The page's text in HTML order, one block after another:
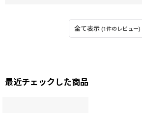
全て表示 (1件のレビュー)
最近チェックした商品